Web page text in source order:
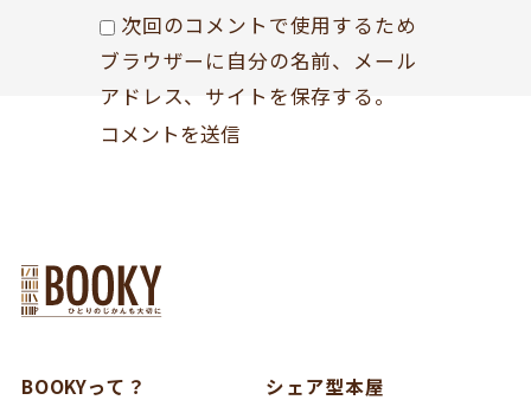
次回のコメントで使用するため
ブラウザーに自分の名前、メール
アドレス、サイトを保存する。
BOOKYって？ シェア型本屋